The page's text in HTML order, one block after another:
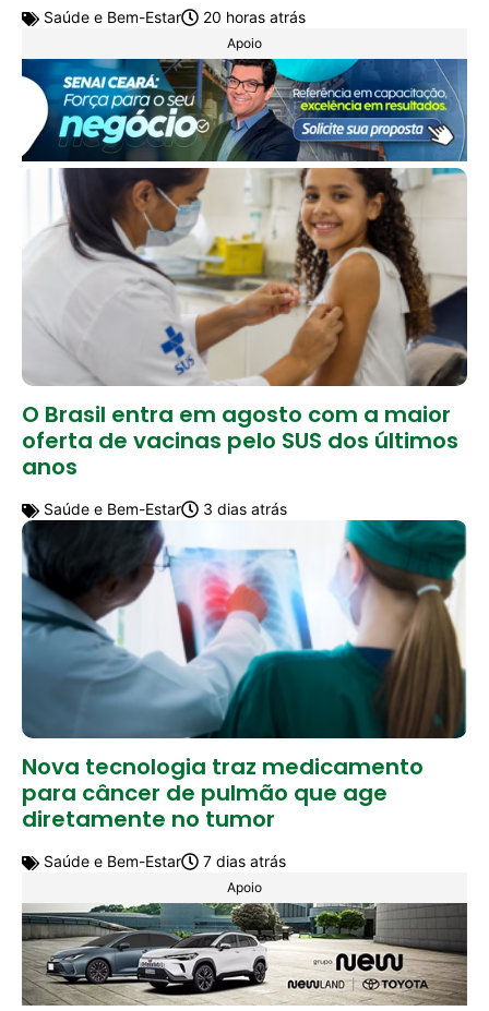
Saúde e Bem-Estar 20 horas atrás
Apoio
O Brasil entra em agosto com a maior
oferta de vacinas pelo SUS dos últimos
anos
Saúde e Bem-Estar 3 dias atrás
Nova tecnologia traz medicamento
para câncer de pulmão que age
diretamente no tumor
Saúde e Bem-Estar 7 dias atrás
Apoio